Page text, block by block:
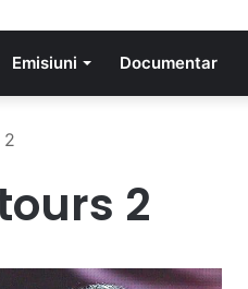
Emisiuni Documentar
2
2